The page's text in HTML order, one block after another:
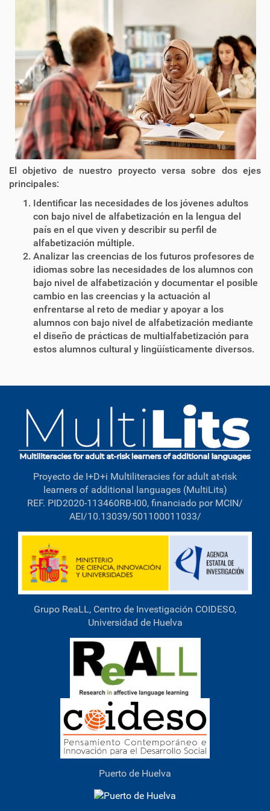
El objetivo de nuestro proyecto versa sobre dos ejes
principales:
Identificar las necesidades de los jóvenes adultos
con bajo nivel de alfabetización en la lengua del
país en el que viven y describir su perfil de
alfabetización múltiple.
Analizar las creencias de los futuros profesores de
idiomas sobre las necesidades de los alumnos con
bajo nivel de alfabetización y documentar el posible
cambio en las creencias y la actuación al
enfrentarse al reto de mediar y apoyar a los
alumnos con bajo nivel de alfabetización mediante
el diseño de prácticas de multialfabetización para
estos alumnos cultural y lingüísticamente diversos.
Proyecto de I+D+i Multiliteracies for adult at-risk
learners of additional languages (MultiLits)
REF. PID2020-113460RB-I00, financiado por MCIN/
AEI/10.13039/501100011033/
Grupo ReaLL, Centro de Investigación COIDESO,
Universidad de Huelva
Puerto de Huelva